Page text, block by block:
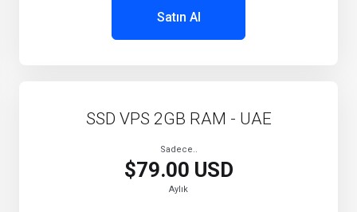
Satın Al
SSD VPS 2GB RAM - UAE
Sadece..
$79.00 USD
Aylık